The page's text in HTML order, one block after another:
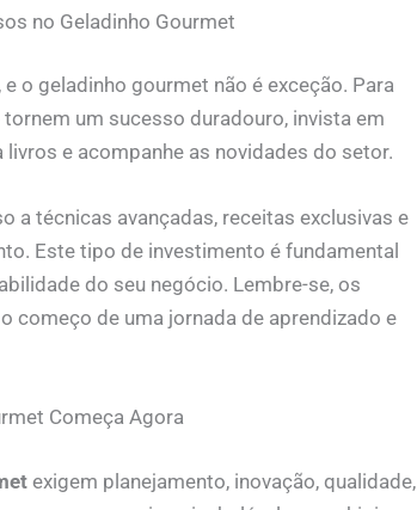
no Geladinho Gourmet
o geladinho gourmet não é exceção. Para
um sucesso duradouro, invista em
e acompanhe as novidades do setor.
a técnicas avançadas, receitas exclusivas e
Este tipo de investimento é fundamental
do seu negócio. Lembre-se, os
começo de uma jornada de aprendizado e
Começa Agora
exigem planejamento, inovação, qualidade,